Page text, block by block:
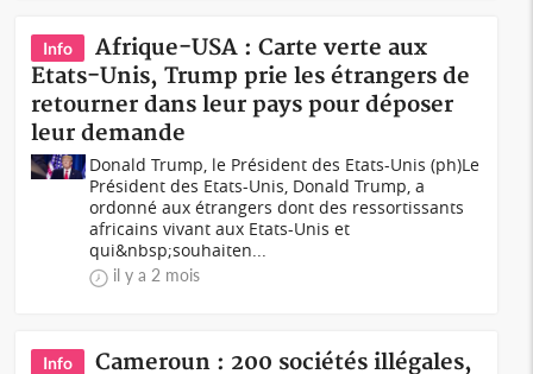
Info
Afrique-USA : Carte verte aux
Etats-Unis, Trump prie les étrangers de
retourner dans leur pays pour déposer
leur demande
Donald Trump, le Président des Etats-Unis (ph)Le
Président des Etats-Unis, Donald Trump, a
ordonné aux étrangers dont des ressortissants
africains vivant aux Etats-Unis et
qui&nbsp;souhaiten...
il y a 2 mois
Info
Cameroun : 200 sociétés illégales,